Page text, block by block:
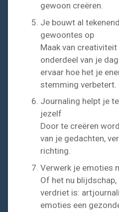
gewoon creëren.
Je bouwt al
gewoontes op
Maak van creativiteit
onderdeel van je
ervaar hoe het je
stemming verbetert.
Journaling helpt je
jezelf
Door te creëren
van je gedachten,
richting.
Verwerk je emoties
Of het nu
verdriet is:
emoties een